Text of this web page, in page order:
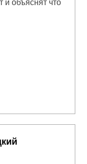
и объяснят что